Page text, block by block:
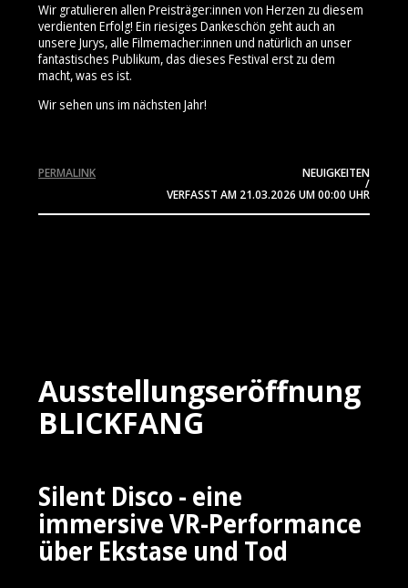
Wir gratulieren allen Preisträger:innen von Herzen zu diesem
verdienten Erfolg! Ein riesiges Dankeschön geht auch an
unsere Jurys, alle Filmemacher:innen und natürlich an unser
fantastisches Publikum, das dieses Festival erst zu dem
macht, was es ist.
Wir sehen uns im nächsten Jahr!
NEUIGKEITEN
/
VERFASST AM 21.03.2026 UM 00:00 UHR
PERMALINK
Ausstellungseröffnung
BLICKFANG
Silent Disco - eine
immersive VR-Performance
über Ekstase und Tod